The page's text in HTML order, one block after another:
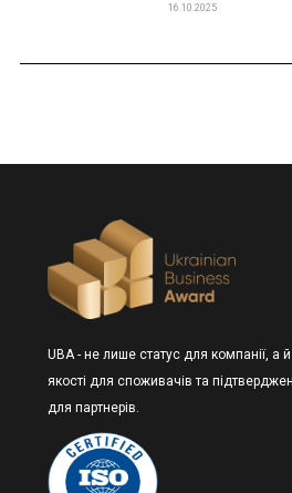
16.10.2025
UBA - не лише статус для компанії, а й
якості для споживачів та
для партнерів.